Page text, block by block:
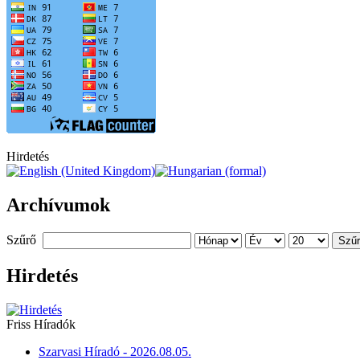
Hirdetés
Archívumok
Szűrő
Hirdetés
Friss Híradók
Szarvasi Híradó - 2026.08.05.